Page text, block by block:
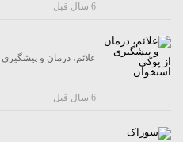
6 سال قبل
علائم، درمان و
6 سال قبل